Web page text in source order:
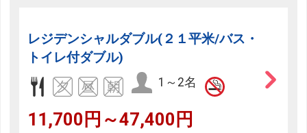
レジデンシャルダブル(２１平米/バス・
トイレ付ダブル)
1～2名
11,700円～47,400円